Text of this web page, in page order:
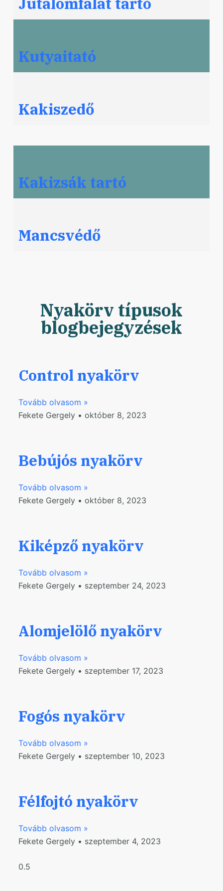
Kutyaitató
Kakiszedő
Kakizsák tartó
Mancsvédő
Nyakörv típusok
blogbejegyzések
Control nyakörv
Tovább olvasom »
Fekete Gergely
október 8, 2023
Bebújós nyakörv
Tovább olvasom »
Fekete Gergely
október 8, 2023
Kiképző nyakörv
Tovább olvasom »
Fekete Gergely
szeptember 24, 2023
Alomjelölő nyakörv
Tovább olvasom »
Fekete Gergely
szeptember 17, 2023
Fogós nyakörv
Tovább olvasom »
Fekete Gergely
szeptember 10, 2023
Félfojtó nyakörv
Tovább olvasom »
Fekete Gergely
szeptember 4, 2023